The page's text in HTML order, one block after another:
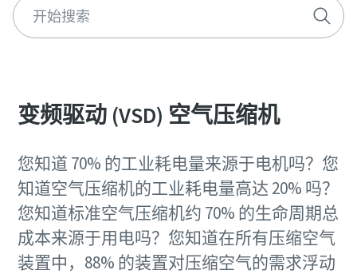
变频驱动 (VSD) 空气压缩机
您知道 70% 的工业耗电量来源于电机吗？您
知道空气压缩机的工业耗电量高达 20% 吗？
您知道标准空气压缩机约 70% 的生命周期总
成本来源于用电吗？您知道在所有压缩空气
装置中，88% 的装置对压缩空气的需求浮动